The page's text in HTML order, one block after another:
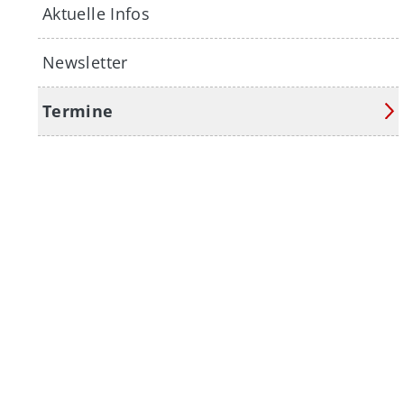
Aktuelle Infos
Newsletter
Termine